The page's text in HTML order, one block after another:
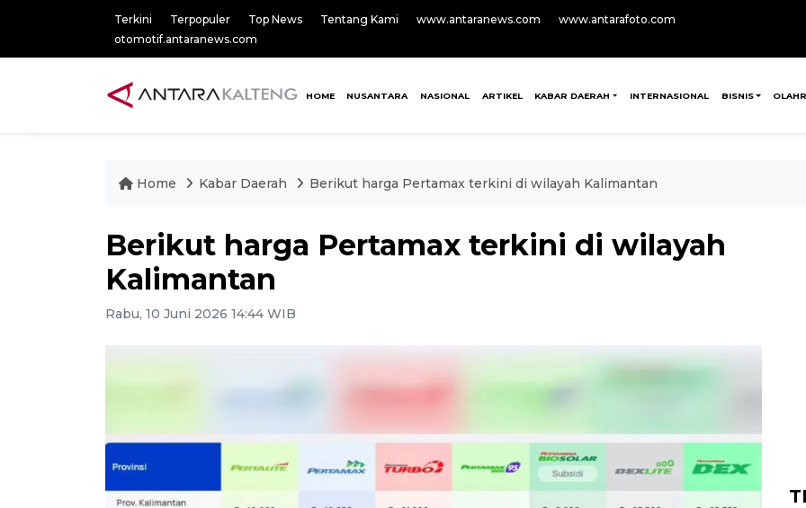
Terkini Terpopuler Top News Tentang Kami www.antaranews.com
www.antarafoto.com
otomotif.antaranews.com
HOME NUSANTARA NASIONAL ARTIKEL KABAR DAERAH INTERNASIONAL BISNIS
Home Kabar Daerah Berikut harga Pertamax terkini di wilayah Kalimantan
Berikut harga Pertamax terkini di wilayah
Kalimantan
Rabu, 10 Juni 2026 14:44 WIB